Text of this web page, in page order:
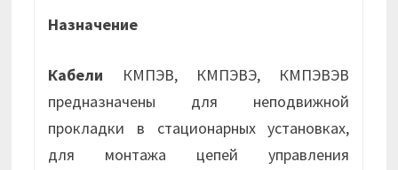
Назначение
Кабели КМПЭВ, КМПЭВЭ, КМПЭВЭВ
предназначены для неподвижной
прокладки в стационарных установках,
для монтажа цепей управления